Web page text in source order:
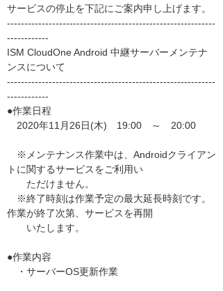
サービスの停止を下記にご案内申し上げます。
------------------------------------------------------------
------------
ISM CloudOne Android 中継サーバーメンテナ
ンスについて
------------------------------------------------------------
------------
●作業日程
2020年11月26日(木) 19:00 ～ 20:00
※メンテナンス作業中は、Androidクライアン
トに関するサービスをご利用い
ただけません。
※終了時刻は作業予定の最大延長時刻です。
作業が終了次第、サービスを再開
いたします。
●作業内容
・サーバーOS更新作業